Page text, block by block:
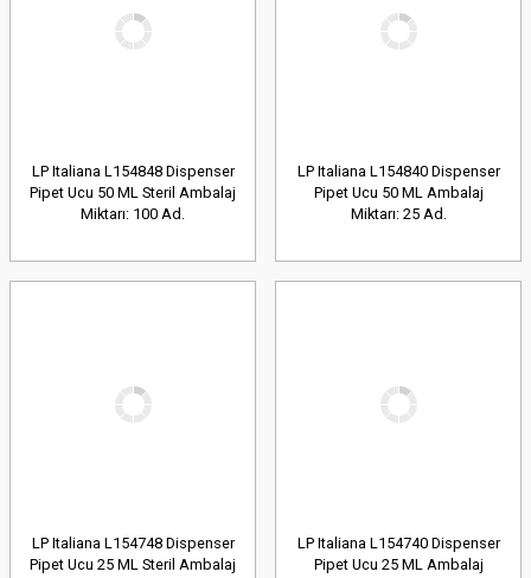
LP Italiana L154848 Dispenser
Pipet Ucu 50 ML Steril Ambalaj
Miktarı: 100 Ad.
LP Italiana L154840 Dispenser
Pipet Ucu 50 ML Ambalaj
Miktarı: 25 Ad.
LP Italiana L154748 Dispenser
Pipet Ucu 25 ML Steril Ambalaj
LP Italiana L154740 Dispenser
Pipet Ucu 25 ML Ambalaj